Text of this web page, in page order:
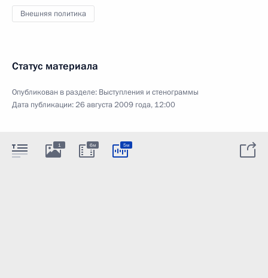
Внешняя политика
Статус материала
Опубликован в разделе: Выступления и стенограммы
Дата публикации:26 августа 2009 года, 12:00
1 6м 5м